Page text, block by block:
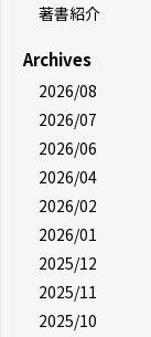
著書紹介
Archives
2026/08
2026/07
2026/06
2026/04
2026/02
2026/01
2025/12
2025/11
2025/10